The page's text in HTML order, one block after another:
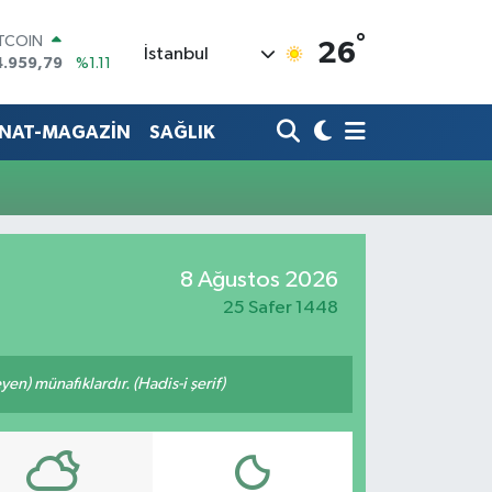
%1.11
%0.18
ALTIN
%0.03
İstanbul 26°
MAGAZİN SAĞLIK
8 Ağustos 2026
25 Safer 1448
münafıklardır. (Hadis-i şerif)